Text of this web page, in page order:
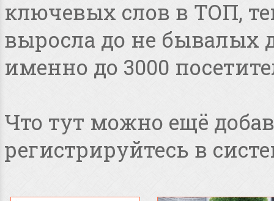
ключевых слов в ТОП,
выросла до не бывалых
именно до 3000
Что тут можно ещё
регистрируйтесь в